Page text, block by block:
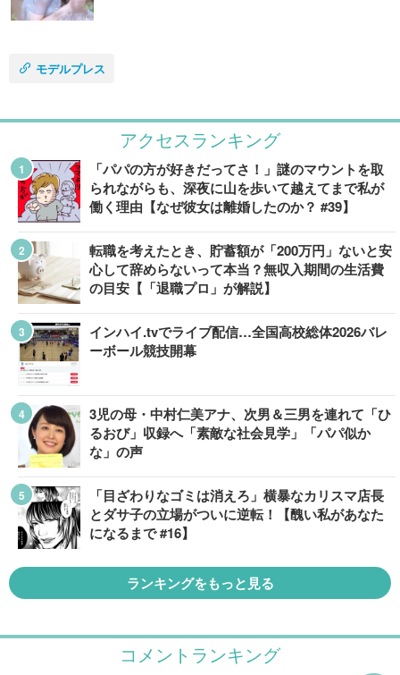
モデルプレス
アクセスランキング
「パパの方が好きだってさ！」謎のマウントを取
られながらも、深夜に山を歩いて越えてまで私が
働く理由【なぜ彼女は離婚したのか？ #39】
転職を考えたとき、貯蓄額が「200万円」ないと安
心して辞めらないって本当？無収入期間の生活費
の目安【「退職プロ」が解説】
インハイ.tvでライブ配信…全国高校総体2026バレ
ーボール競技開幕
3児の母・中村仁美アナ、次男＆三男を連れて「ひ
るおび」収録へ「素敵な社会見学」「パパ似か
な」の声
「目ざわりなゴミは消えろ」横暴なカリスマ店長
とダサ子の立場がついに逆転！【醜い私があなた
になるまで #16】
ランキングをもっと見る